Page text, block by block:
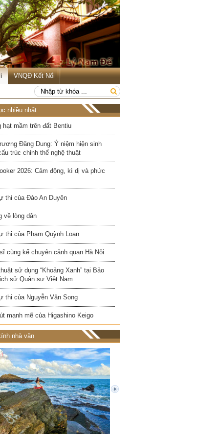
VNQĐ Kết Nối
nhiều nhất
hạt mầm trên đất Bentiu
Đăng Dung: Ý niệm hiện sinh
trúc chỉnh thể nghệ thuật
2026: Cảm động, kì dị và phức
thi của Đào An Duyên
về lòng dân
thi của Phạm Quỳnh Loan
cùng kể chuyện cảnh quan Hà Nội
sử dụng “Khoảng Xanh” tại Bảo
sử Quân sự Việt Nam
thi của Nguyễn Văn Song
mạnh mẽ của Higashino Keigo
nhà văn
next